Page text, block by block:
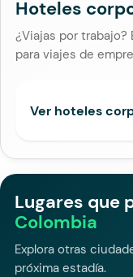
Hoteles
¿Viajas por
para viajes de
Ver hoteles
Lugares que
Colombia
Explora otras
próxima estadía.